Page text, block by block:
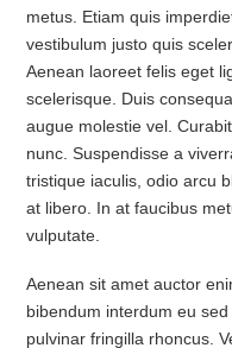
metus. Etiam quis
vestibulum justo quis
Aenean laoreet felis eget
scelerisque. Duis
augue molestie vel.
nunc. Suspendisse a
tristique iaculis, odio arcu
at libero. In at faucibus
vulputate.
Aenean sit amet auctor
bibendum interdum eu
pulvinar fringilla rhoncus.